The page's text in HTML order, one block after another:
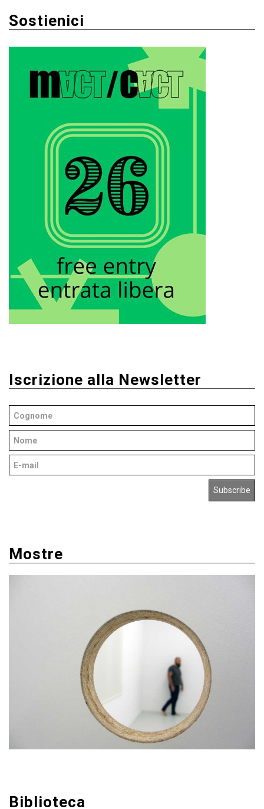
Sostienici
Iscrizione alla Newsletter
Mostre
Biblioteca